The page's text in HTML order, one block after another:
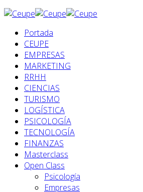
Portada
CEUPE
EMPRESAS
MARKETING
RRHH
CIENCIAS
TURISMO
LOGÍSTICA
PSICOLOGÍA
TECNOLOGÍA
FINANZAS
Masterclass
Open Class
Psicología
Empresas